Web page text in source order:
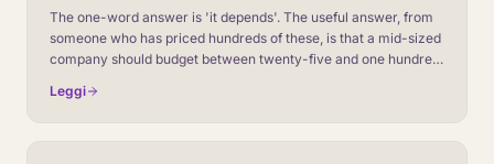
The one-word answer is 'it depends'. The useful answer, from
someone who has priced hundreds of these, is that a mid-sized
company should budget between twenty-five and one hundred
number covers and where it moves.
Leggi